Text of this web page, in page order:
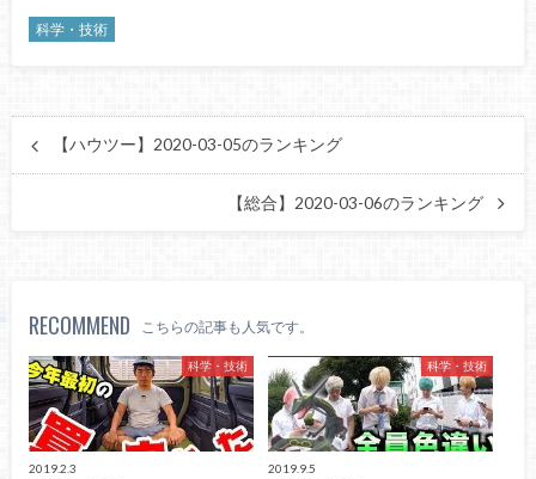
科学・技術
【ハウツー】2020-03-05のランキング
【総合】2020-03-06のランキング
RECOMMEND こちらの記事も人気です。
科学・技術
2019.2.3
科学・技術
2019.9.5